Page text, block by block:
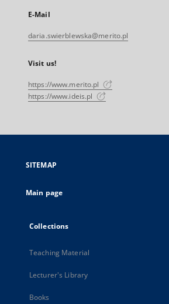
E-Mail
daria.swierblewska@merito.pl
Visit us!
https://www.merito.pl
https://www.ideis.pl
SITEMAP
Main page
Collections
Teaching Material
Lecturer's Library
Books